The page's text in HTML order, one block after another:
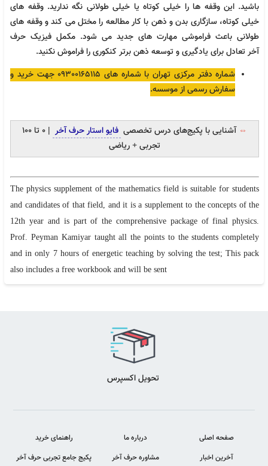
جدید
3,880,000تومان
باشید. این وقفه ها را خیلی کوتاه یا خیلی طولانی نگه ندارید. وقفه های
خیلی کوتاه، سازگاری بدن و ذهن با کار مطالعه را مختل می کند و وقفه های
طولانی باعث فراموشی مهارت های جدید می شود. مکمل فیزیک حرف
آخر تعادل برای یادگیری و توسعه ذهن برتر کنکوری را فراموش نکنید.
شماره دفتر مرکزی تهران با شماره های 09300165115 جهت خرید و
سفارش رسمی از موسسه.
⇔ آشنایی با پکیج‌های درس تخصصی فایو استار حرف آخر
| 0 تا 100
تجربی + ریاضی
The physics supplement of the mathematics field is suitable for students
and candidates of that field, and it is a supplement to the concepts of the
12th year and is part of the comprehensive package of final physics.
Prof. Peyman Kamiyar taught all the points to the students completely
and in only 7 hours of energetic teaching by solving the test; This pack
also includes a free workbook and will be sent
تحویل اکسپرس
صفحه اصلی
آخرین اخبار
درباره ما
مشاوره حرف آخر
راهنمای خرید
پکیج جامع تجربی حرف آخر